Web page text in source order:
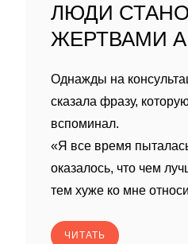
ЛЮДИ
ЖЕРТВАМИ
Однажды на
сказала фразу,
вспоминал.
«Я все время
оказалось, что чем
тем хуже ко мне
ЧИТАТЬ